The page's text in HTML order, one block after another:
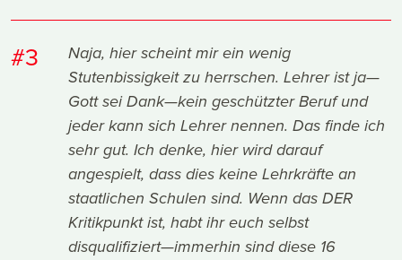
#3
Naja, hier scheint mir ein wenig
Stutenbissigkeit zu herrschen. Lehrer ist ja—
Gott sei Dank—kein geschützter Beruf und
jeder kann sich Lehrer nennen. Das finde ich
sehr gut. Ich denke, hier wird darauf
angespielt, dass dies keine Lehrkräfte an
staatlichen Schulen sind. Wenn das DER
Kritikpunkt ist, habt ihr euch selbst
disqualifiziert—immerhin sind diese 16